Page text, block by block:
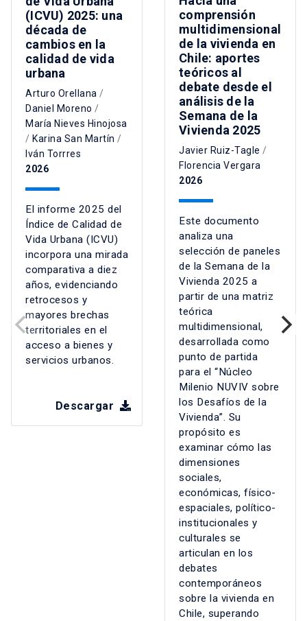
(ICVU) 2025: una
década de
cambios en la
calidad de vida
urbana
Arturo Orellana /
Daniel Moreno /
María Nieves Hinojosa
/ Karina San Martín /
Iván Torrres
2026
El informe 2025 del
Índice de Calidad de
Vida Urbana (ICVU)
incorpora una mirada
comparativa a diez
años, evidenciando
retrocesos y
mayores brechas
territoriales en el
acceso a bienes y
servicios urbanos.
Descargar
comprensión
multidimensional
de la vivienda en
Chile: aportes
teóricos al
debate desde el
análisis de la
Semana de la
Vivienda 2025
Javier Ruiz-Tagle /
Florencia Vergara
2026
Este documento
analiza una
selección de paneles
de la Semana de la
Vivienda 2025 a
partir de una matriz
teórica
multidimensional,
desarrollada como
punto de partida
para el “Núcleo
Milenio NUVIV sobre
los Desafíos de la
Vivienda”. Su
propósito es
examinar cómo las
dimensiones
sociales,
económicas, físico-
espaciales, político-
institucionales y
culturales se
articulan en los
debates
contemporáneos
sobre la vivienda en
Chile, superando